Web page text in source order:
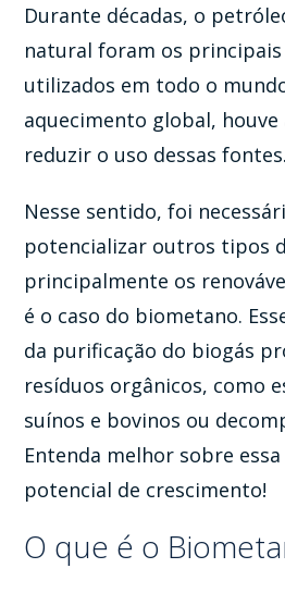
Durante décadas, o
natural foram os
utilizados em todo o
aquecimento global, houve
reduzir o uso dessas fontes.
Nesse sentido, foi
potencializar outros tipos
principalmente os
é o caso do biometano.
da purificação do biogás
resíduos orgânicos, como
suínos e bovinos ou
Entenda melhor sobre
potencial de crescimento!
O que é o